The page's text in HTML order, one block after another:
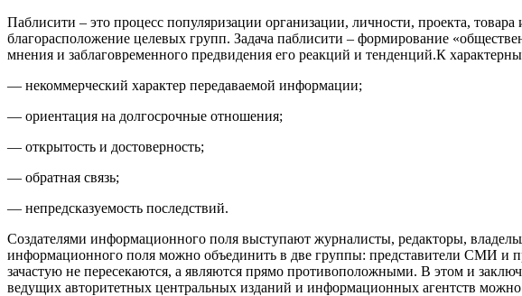
Паблисити – это процесс популяризации организации, личности, проекта,
благорасположение целевых групп. Задача паблисити – формирование
мнения и заблаговременного предвидения его реакций и тенденций.К
— некоммерческий характер передаваемой информации;
— ориентация на долгосрочные отношения;
— открытость и достоверность;
— обратная связь;
— непредсказуемость последствий.
Создателями информационного поля выступают журналисты, редакторы,
информационного поля можно объединить в две группы: представители СМИ и
зачастую не пересекаются, а являются прямо противоположными. В этом и
ведущих авторитетных центральных изданий и информационных агентств